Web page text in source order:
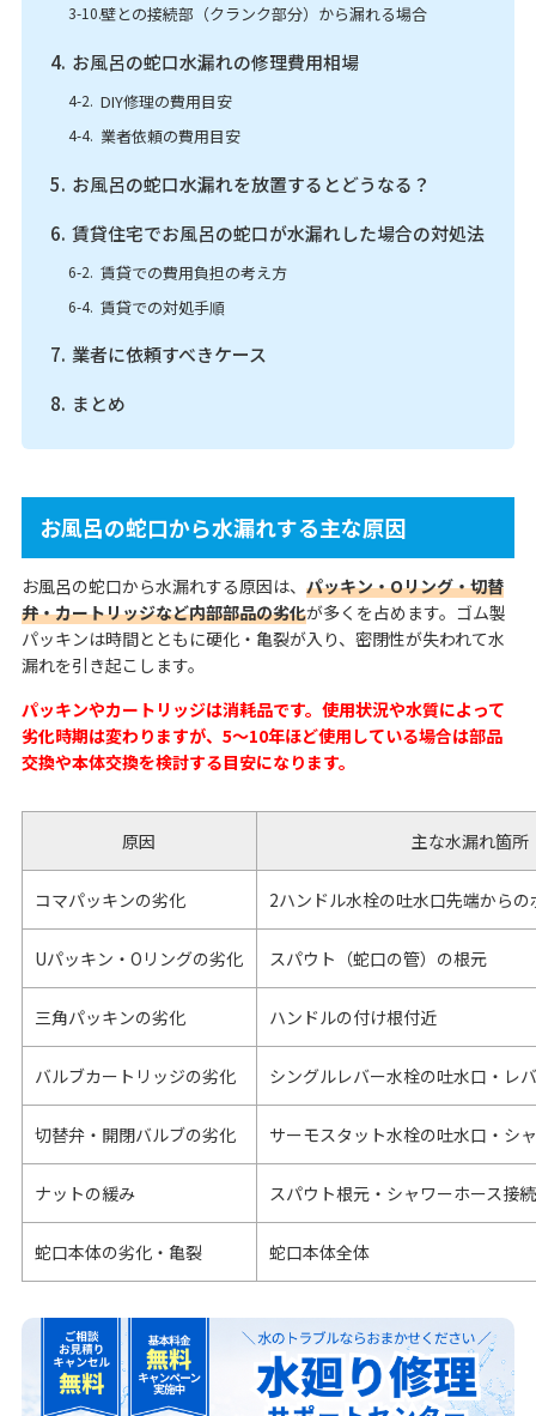
壁との接続部（クランク部分）から漏れる場合
お風呂の蛇口水漏れの修理費用相場
DIY修理の費用目安
業者依頼の費用目安
お風呂の蛇口水漏れを放置するとどうなる？
賃貸住宅でお風呂の蛇口が水漏れした場合の対処法
賃貸での費用負担の考え方
賃貸での対処手順
業者に依頼すべきケース
まとめ
お風呂の蛇口から水漏れする主な原因
お風呂の蛇口から水漏れする原因は、 パッキン・Oリング・切替
弁・カートリッジなど内部部品の劣化が多くを占めます。ゴム製
パッキンは時間とともに硬化・亀裂が入り、密閉性が失われて水
漏れを引き起こします。
パッキンやカートリッジは消耗品です。使用状況や水質によって
劣化時期は変わりますが、5〜10年ほど使用している場合は部品
交換や本体交換を検討する目安になります。
原因 主な水漏れ箇所
コマパッキンの劣化 2ハンドル水栓の吐水口先端からの
Uパッキン・Oリングの劣化 スパウト（蛇口の管）の根元
三角パッキンの劣化 ハンドルの付け根付近
バルブカートリッジの劣化 シングルレバー水栓の吐水口・レ
切替弁・開閉バルブの劣化 サーモスタット水栓の吐水口・シ
ナットの緩み スパウト根元・シャワーホース接
蛇口本体の劣化・亀裂 蛇口本体全体